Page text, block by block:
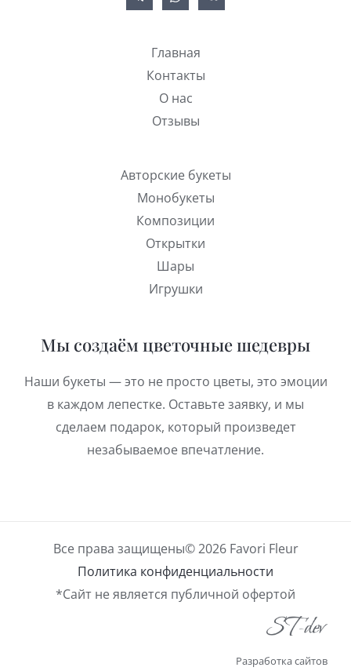
Главная
Контакты
О нас
Отзывы
Авторские букеты
Монобукеты
Композиции
Открытки
Шары
Игрушки
Мы создаём цветочные шедевры
Наши букеты — это не просто цветы, это эмоции
в каждом лепестке. Оставьте заявку, и мы
сделаем подарок, который произведет
незабываемое впечатление.
Все права защищены© 2026 Favori Fleur
Политика конфиденциальности
*Сайт не является публичной офертой
Разработка сайтов